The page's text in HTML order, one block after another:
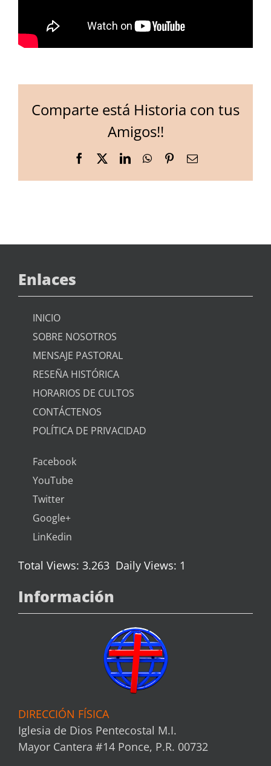
Comparte está Historia con tus
Amigos!!
Facebook
X LinkedInWhatsApp
PinterestEmail
Enlaces
INICIO
SOBRE NOSOTROS
MENSAJE PASTORAL
RESEÑA HISTÓRICA
HORARIOS DE CULTOS
CONTÁCTENOS
POLÍTICA DE PRIVACIDAD
Facebook
YouTube
Twitter
Google+
LinKedin
Total Views: 3.263 Daily Views: 1
Información
DIRECCIÓN FÍSICA
Iglesia de Dios Pentecostal M.I.
Mayor Cantera #14 Ponce, P.R. 00732